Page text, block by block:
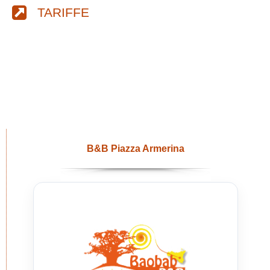
TARIFFE
B&B Piazza Armerina